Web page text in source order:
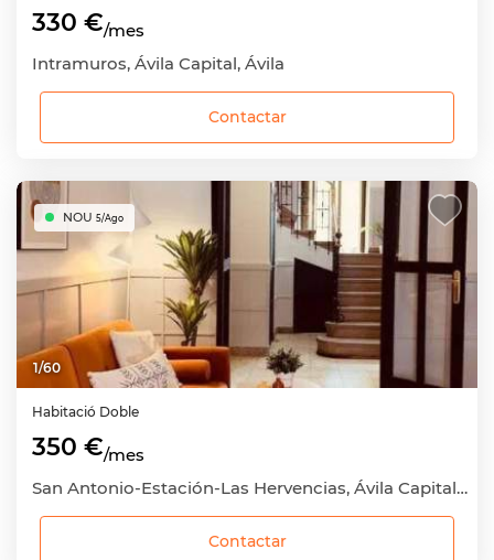
330 €/mes
Intramuros, Ávila Capital, Ávila
Contactar
1/60
NOU 5/Ago
Habitació Doble
350 €/mes
San Antonio-Estación-Las Hervencias, Ávila Capital, Ávila
Contactar